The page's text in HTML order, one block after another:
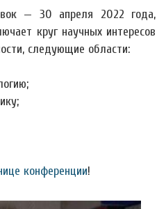
— 30 апреля 2022 года,
круг научных интересов
следующие области:
конференции!